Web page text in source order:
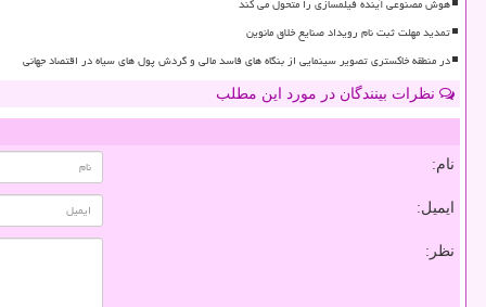
هوش مصنوعی آینده فیلمسازی را متحول می کند
تمدید مهلت ثبت نام رویداد صنایع خلاق مانوین
در منطقه خاکستری تصویر سینمایی از بنگاه های فاسد مالی و گردش پول های سیاه در اقتصاد جهانی
نظرات بینندگان در مورد این مطلب
نام:
ایمیل:
نظر: